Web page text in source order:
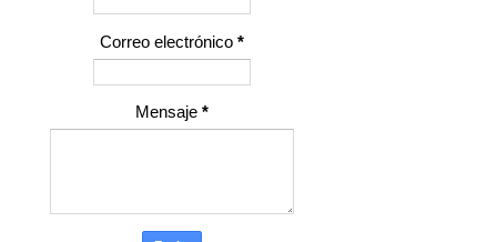
Correo electrónico *
Mensaje *